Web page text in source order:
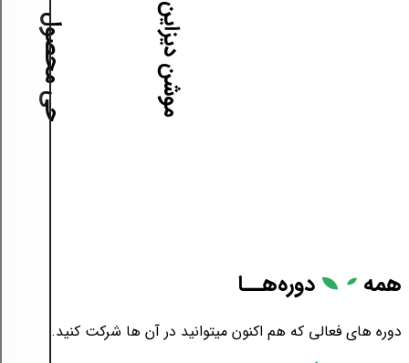
آموزش موشن دیزاین آموزش طراحی محصول
همه دوره‌هــا
دوره های فعالی که هم اکنون میتوانید در آن ها شرکت کنید.